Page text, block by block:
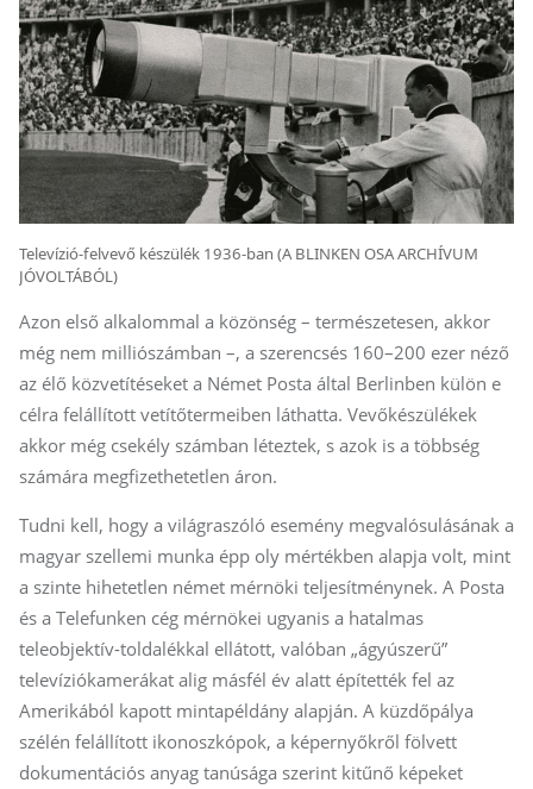
Televízió-felvevő készülék 1936-ban (A BLINKEN OSA ARCHÍVUM
JÓVOLTÁBÓL)
Azon első alkalommal a közönség – természetesen, akkor
még nem milliószámban –, a szerencsés 160–200 ezer néző
az élő közvetítéseket a Német Posta által Berlinben külön e
célra felállított vetítőtermeiben láthatta. Vevőkészülékek
akkor még csekély számban léteztek, s azok is a többség
számára megfizethetetlen áron.
Tudni kell, hogy a világraszóló esemény megvalósulásának a
magyar szellemi munka épp oly mértékben alapja volt, mint
a szinte hihetetlen német mérnöki teljesítménynek. A Posta
és a Telefunken cég mérnökei ugyanis a hatalmas
teleobjektív-toldalékkal ellátott, valóban „ágyúszerű”
televíziókamerákat alig másfél év alatt építették fel az
Amerikából kapott mintapéldány alapján. A küzdőpálya
szélén felállított ikonoszkópok, a képernyőkről fölvett
dokumentációs anyag tanúsága szerint kitűnő képeket